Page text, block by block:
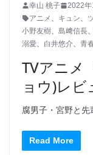
幸山 桃子 2022
アニメ
キュン
小野友樹
島﨑信長
溺愛
白井悠介 青
TVアニメ
ョウ)レビ
腐男子・宮野と
Read More